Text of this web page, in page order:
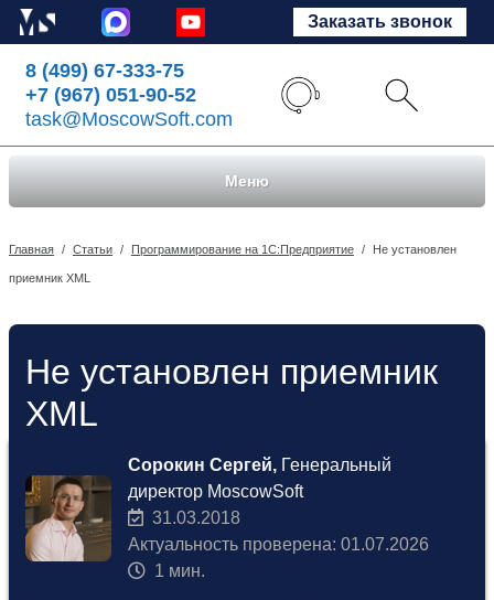
Заказать звонок
8 (499) 67-333-75
+7 (967) 051-90-52
task@MoscowSoft.com
Меню
Главная / Статьи / Программирование на 1С:Предприятие / Не установлен
приемник XML
Не установлен приемник
XML
Сорокин Сергей, Генеральный
директор MoscowSoft
31.03.2018
Актуальность проверена: 01.07.2026
1 мин.